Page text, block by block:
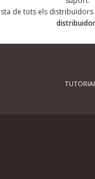
de tots els distribuïdors